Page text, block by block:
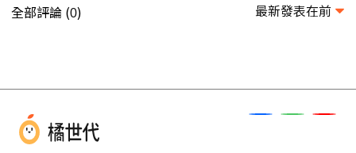
全部評論 (0) 最新發表在前